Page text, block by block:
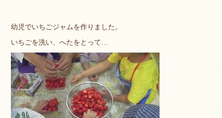
幼児でいちごジャムを作りました。
いちごを洗い、へたをとって…